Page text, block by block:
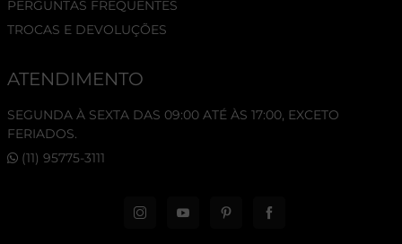
PERGUNTAS FREQUENTES
TROCAS E DEVOLUÇÕES
ATENDIMENTO
SEGUNDA À SEXTA DAS 09:00 ATÉ ÀS 17:00, EXCETO
FERIADOS.
(11) 95775-3111